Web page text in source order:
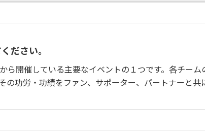
ださい。
ら開催している主要なイベントの１つです。各チー
の功労・功績をファン、サポーター、パートナーと共